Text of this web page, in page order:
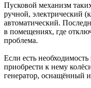
Пусковой механизм
ручной, электрический
автоматический.
в помещениях, где
проблема.
Если есть
приобрести к нему
генератор, оснащённый